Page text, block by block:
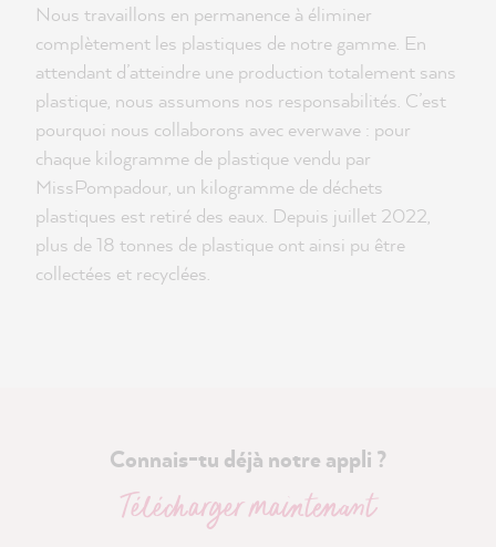
Nous travaillons en permanence à éliminer
complètement les plastiques de notre gamme. En
attendant d’atteindre une production totalement sans
plastique, nous assumons nos responsabilités. C’est
pourquoi nous collaborons avec everwave : pour
chaque kilogramme de plastique vendu par
MissPompadour, un kilogramme de déchets
plastiques est retiré des eaux. Depuis juillet 2022,
plus de 18 tonnes de plastique ont ainsi pu être
collectées et recyclées.
Connais-tu déjà notre appli ?
Télécharger maintenant